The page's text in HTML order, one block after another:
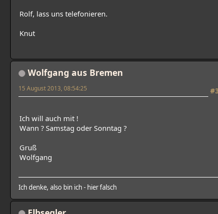
Rolf, lass uns telefonieren.
Knut
Wolfgang aus Bremen
15 August 2013, 08:54:25
Ich will auch mit !
Wann ? Samstag oder Sonntag ?
Gruß
Wolfgang
Ich denke, also bin ich - hier falsch